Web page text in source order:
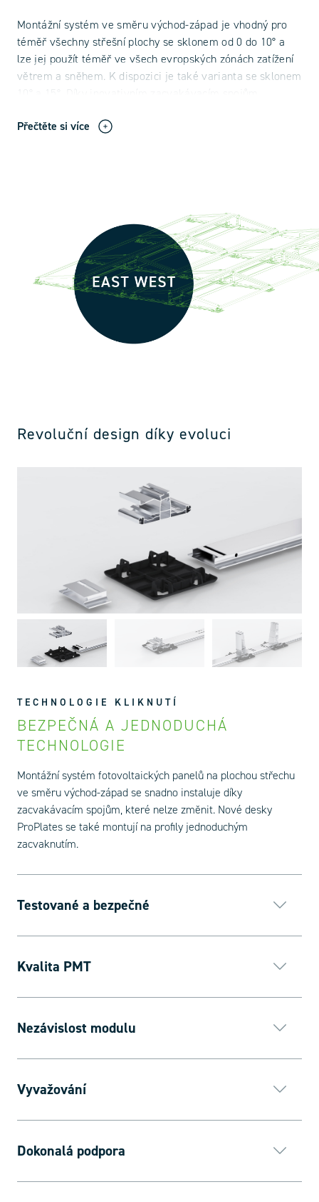
Montážní systém ve směru východ-západ je vhodný pro
téměř všechny střešní plochy se sklonem od 0 do 10° a
lze jej použít téměř ve všech evropských zónách zatížení
větrem a sněhem. K dispozici je také varianta se sklonem
Přečtěte si více
Revoluční design díky evoluci
TECHNOLOGIE KLIKNUTÍ
BEZPEČNÁ A JEDNODUCHÁ
TECHNOLOGIE
Montážní systém fotovoltaických panelů na plochou střechu
ve směru východ-západ se snadno instaluje díky
zacvakávacím spojům, které nelze změnit. Nové desky
ProPlates se také montují na profily jednoduchým
zacvaknutím.
Testované a bezpečné
Kvalita PMT
Nezávislost modulu
Vyvažování
Dokonalá podpora